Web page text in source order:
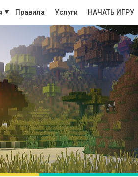
Правила Услуги НАЧАТЬ ИГРУ